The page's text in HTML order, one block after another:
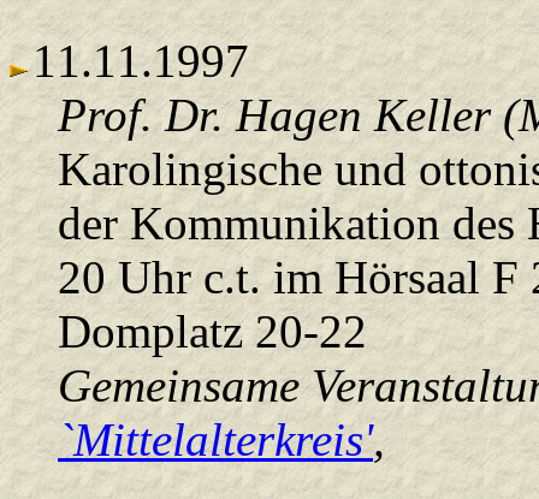
11.11.1997
Prof. Dr. Hagen Keller
Karolingische und
der Kommunikation des
20 Uhr c.t. im Hörsaal F
Domplatz 20-22
Gemeinsame
`Mittelalterkreis',